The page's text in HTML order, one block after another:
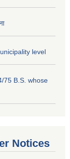
level
75 B.S. whose
Notices